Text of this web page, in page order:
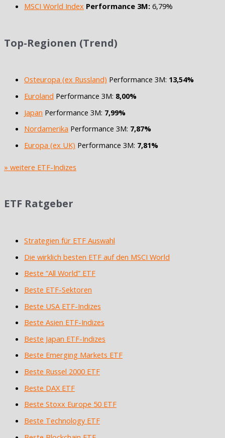
MSCI World Index Performance 3M: 6,79%
Top-Regionen (Trend)
Osteuropa (ex Russland) Performance 3M: 13,54%
Euroland Performance 3M: 8,00%
Japan Performance 3M: 7,99%
Nordamerika Performance 3M: 7,87%
Europa (ex UK) Performance 3M: 7,81%
» weitere ETF-Indizes
ETF Ratgeber
Strategien für ETF Auswahl
Die wirklich besten ETF auf den MSCI World
Beste “All World” ETF
Beste ETF-Sektoren
Beste USA ETF-Indizes
Beste Asien ETF-Indizes
Beste Japan ETF-Indizes
Beste Emerging Markets ETF
Beste Russel 2000 ETF
Beste DAX ETF
Beste Stoxx Europe 50 ETF
Beste Technology ETF